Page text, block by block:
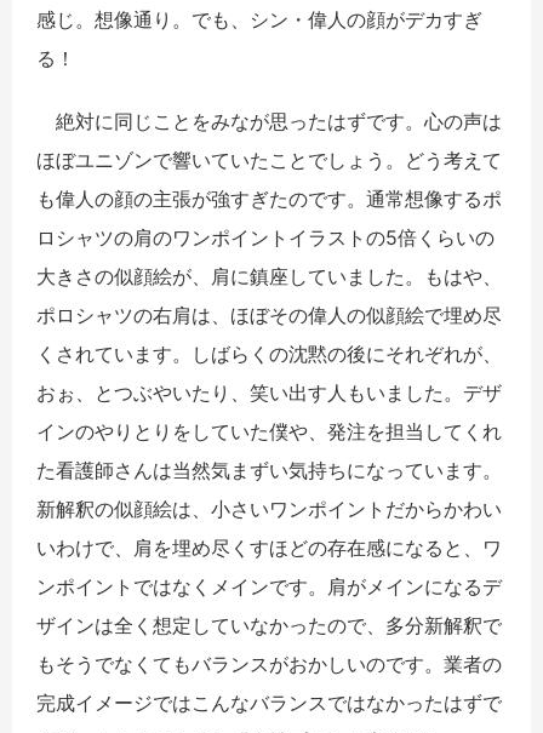
感じ。想像通り。でも、シン・偉人の顔がデカすぎ
る！
絶対に同じことをみなが思ったはずです。心の声は
ほぼユニゾンで響いていたことでしょう。どう考えて
も偉人の顔の主張が強すぎたのです。通常想像するポ
ロシャツの肩のワンポイントイラストの5倍くらいの
大きさの似顔絵が、肩に鎮座していました。もはや、
ポロシャツの右肩は、ほぼその偉人の似顔絵で埋め尽
くされています。しばらくの沈黙の後にそれぞれが、
おぉ、とつぶやいたり、笑い出す人もいました。デザ
インのやりとりをしていた僕や、発注を担当してくれ
た看護師さんは当然気まずい気持ちになっています。
新解釈の似顔絵は、小さいワンポイントだからかわい
いわけで、肩を埋め尽くすほどの存在感になると、ワ
ンポイントではなくメインです。肩がメインになるデ
ザインは全く想定していなかったので、多分新解釈で
もそうでなくてもバランスがおかしいのです。業者の
完成イメージではこんなバランスではなかったはずで